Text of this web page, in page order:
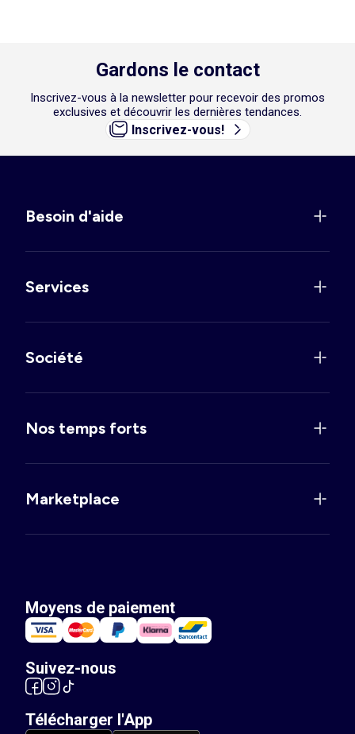
Gardons le contact
Inscrivez-vous à la newsletter pour recevoir des promos
exclusives et découvrir les dernières tendances.
Inscrivez-vous!
Besoin d'aide
Services
Société
Nos temps forts
Marketplace
Moyens de paiement
Suivez-nous
Télécharger l'App